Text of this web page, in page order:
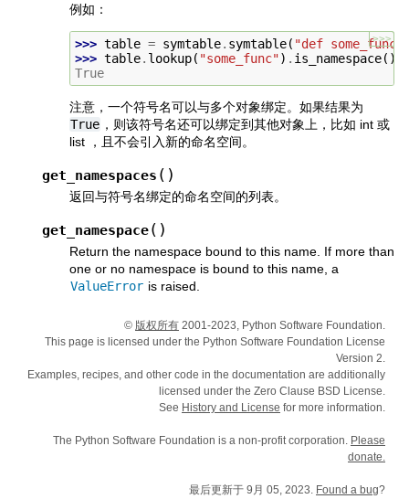
例如：
>>>
>>> table = symtable. symtable( "def
>>> table. lookup( "some_func") . is_namespace()
True
注意，一个符号名可以与多个对象绑定。如果结果为
True ，则该符号名还可以绑定到其他对象上，比如 int 或
list ，且不会引入新的命名空间。
get_namespaces ( )
返回与符号名绑定的命名空间的列表。
get_namespace( )
Return the namespace bound to this name. If more than
one or no namespace is bound to this name, a
ValueError is raised.
© 版权所有 2001-2023, Python Software Foundation.
This page is licensed under the Python Software Foundation License
Version 2.
Examples, recipes, and other code in the documentation are additionally
licensed under the Zero Clause BSD License.
See History and License for more information.
The Python Software Foundation is a non-profit corporation. Please
donate.
最后更新于 9月 05, 2023. Found a bug?